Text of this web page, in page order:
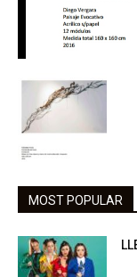
MOST POPULAR